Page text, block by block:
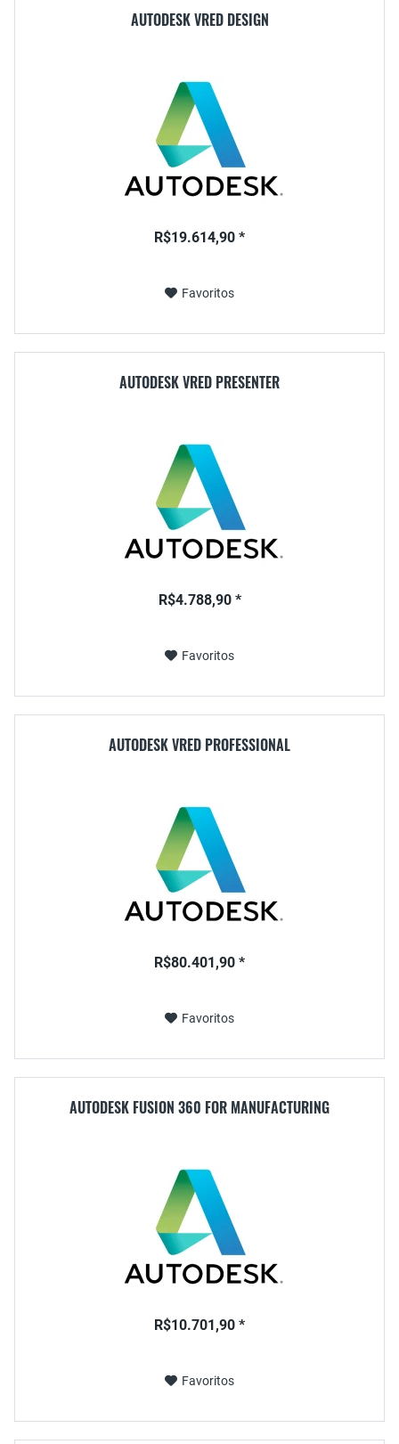
AUTODESK VRED DESIGN
R$19.614,90 *
Favoritos
AUTODESK VRED PRESENTER
R$4.788,90 *
Favoritos
AUTODESK VRED PROFESSIONAL
R$80.401,90 *
Favoritos
AUTODESK FUSION 360 FOR MANUFACTURING
R$10.701,90 *
Favoritos